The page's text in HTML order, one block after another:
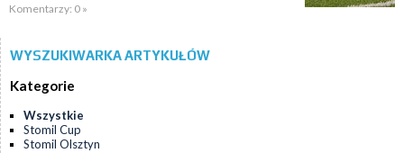
Komentarzy: 0 »
WYSZUKIWARKA ARTYKUŁÓW
Kategorie
Wszystkie
Stomil Cup
Stomil Olsztyn